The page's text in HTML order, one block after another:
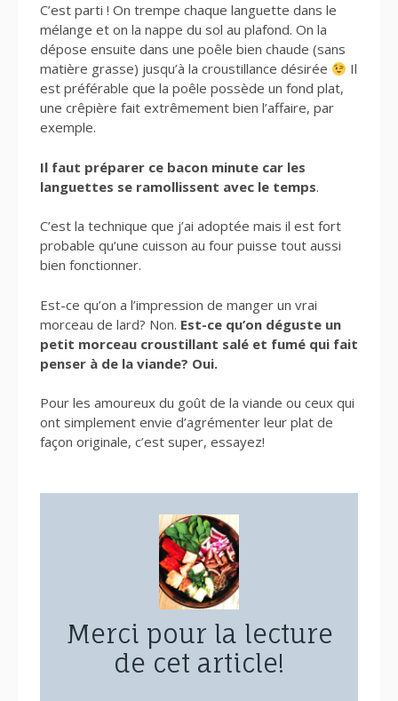
C’est parti ! On trempe chaque languette dans le
mélange et on la nappe du sol au plafond. On la
dépose ensuite dans une poêle bien chaude (sans
matière grasse) jusqu’à la croustillance désirée
Il
est préférable que la poêle possède un fond plat,
une crêpière fait extrêmement bien l’affaire, par
exemple.
Il faut préparer ce bacon minute car les
languettes se ramollissent avec le temps.
C’est la technique que j’ai adoptée mais il est fort
probable qu’une cuisson au four puisse tout aussi
bien fonctionner.
Est-ce qu’on a l’impression de manger un vrai
morceau de lard? Non. Est-ce qu’on déguste un
petit morceau croustillant salé et fumé qui fait
penser à de la viande? Oui.
Pour les amoureux du goût de la viande ou ceux qui
ont simplement envie d’agrémenter leur plat de
façon originale, c’est super, essayez!
Merci pour la lecture
de cet article!